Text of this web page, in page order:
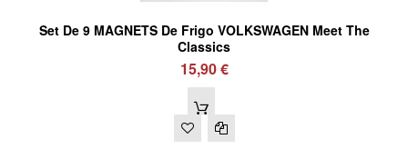
Set De 9 MAGNETS De Frigo VOLKSWAGEN Meet The
Classics
15,90 €